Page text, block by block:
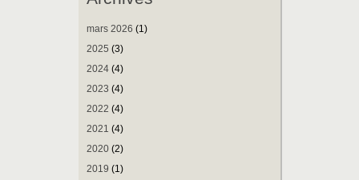
mars 2026 (1)
2025 (3)
2024 (4)
2023 (4)
2022 (4)
2021 (4)
2020 (2)
2019 (1)